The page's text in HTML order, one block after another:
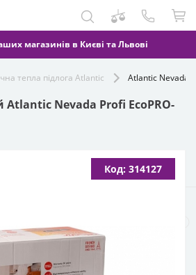
магазинів в Києві та Львові
тепла підлога Atlantic Atlantic Nevada
Nevada Profi EcoPRO-
Код: 314127